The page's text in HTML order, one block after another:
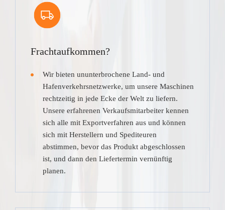
Frachtaufkommen?
Wir bieten ununterbrochene Land- und
Hafenverkehrsnetzwerke, um unsere Maschinen
rechtzeitig in jede Ecke der Welt zu liefern.
Unsere erfahrenen Verkaufsmitarbeiter kennen
sich alle mit Exportverfahren aus und können
sich mit Herstellern und Spediteuren
abstimmen, bevor das Produkt abgeschlossen
ist, und dann den Liefertermin vernünftig
planen.